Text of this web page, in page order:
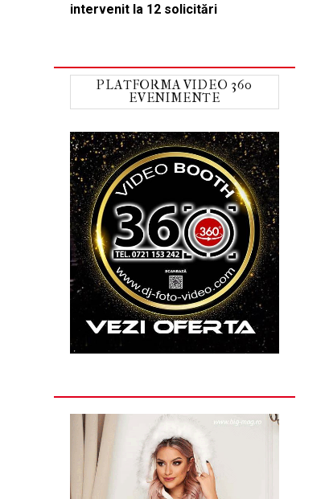
intervenit la 12 solicitări
PLATFORMA VIDEO 360
EVENIMENTE